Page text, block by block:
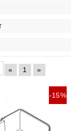
« 1 »
-15%